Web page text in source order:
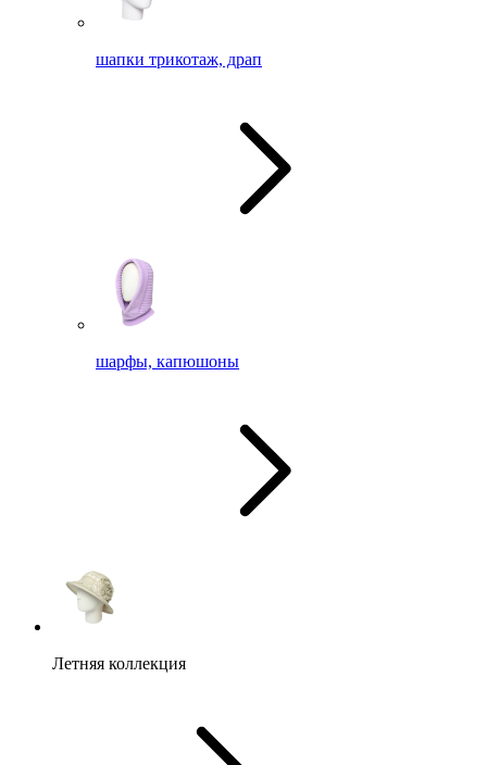
шапки трикотаж, драп
шарфы, капюшоны
Летняя коллекция